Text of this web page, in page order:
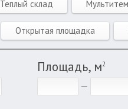
Теплый склад
Открытая площадка
Площадь, м2